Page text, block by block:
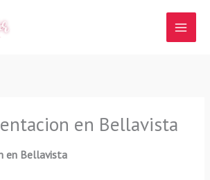
en Bellavista
en Bellavista